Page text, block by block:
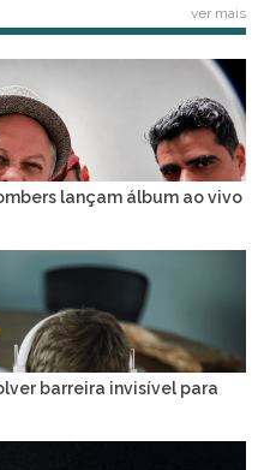
ver mais
lançam álbum ao vivo
barreira invisível para